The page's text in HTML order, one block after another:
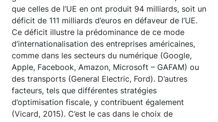
que celles de l’UE en ont produit 94 milliards, soit un
déficit de 111 milliards d’euros en défaveur de l’UE.
Ce déficit illustre la prédominance de ce mode
d’internationalisation des entreprises américaines,
comme dans les secteurs du numérique (Google,
Apple, Facebook, Amazon, Microsoft – GAFAM) ou
des transports (General Electric, Ford). D’autres
facteurs, tels que différentes stratégies
d’optimisation fiscale, y contribuent également
(Vicard, 2015). C’est le cas dans le choix de